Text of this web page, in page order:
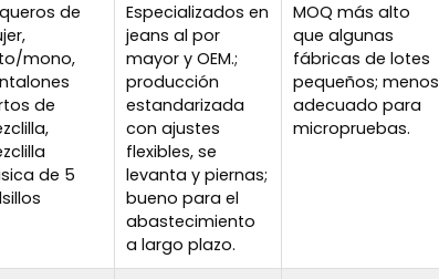
de
mono,
de
de 5
Especializados en
jeans al por
mayor y OEM.;
producción
estandarizada
con ajustes
flexibles, se
levanta y piernas;
bueno para el
abastecimiento
a largo plazo.
MOQ más alto
que algunas
fábricas de lotes
pequeños; menos
adecuado para
micropruebas.